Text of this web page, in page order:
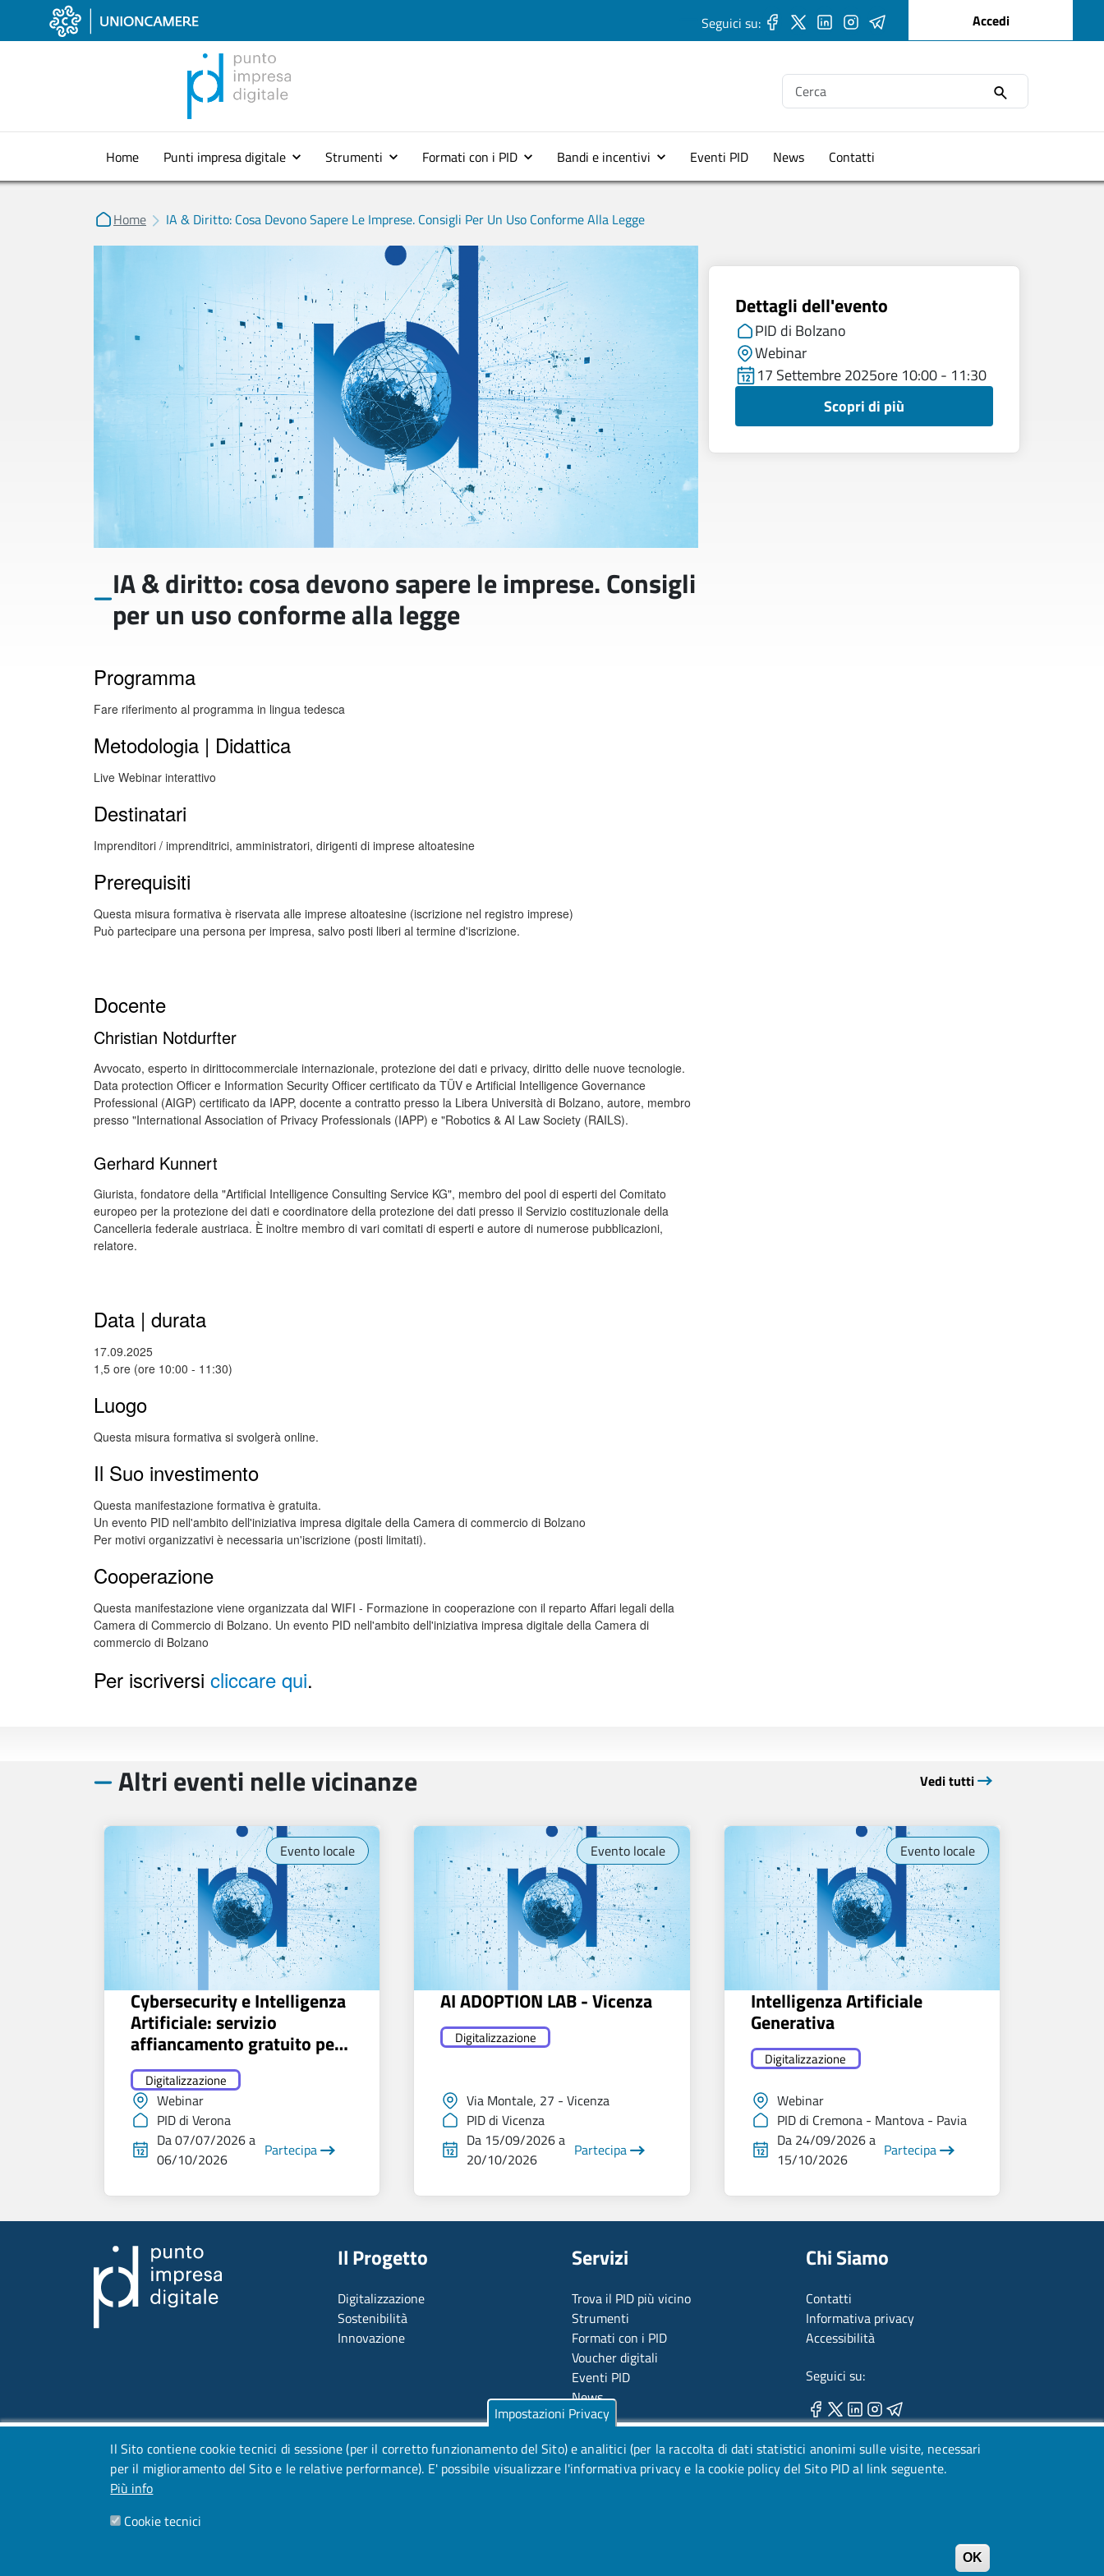
Seguici su: User account
Accedi
Ricerca
Menu top 2
Home Punti impresa digitale Strumenti Formati con i PID Bandi e incentivi Eventi PID News Contatti
Home IA & Diritto: Cosa Devono Sapere Le Imprese. Consigli Per Un Uso Conforme Alla Legge
IA & diritto: cosa devono sapere le imprese. Consigli
per un uso conforme alla legge
Programma
Fare riferimento al programma in lingua tedesca
Metodologia | Didattica
Live Webinar interattivo
Destinatari
Imprenditori / imprenditrici, amministratori, dirigenti di imprese altoatesine
Prerequisiti
Questa misura formativa è riservata alle imprese altoatesine (iscrizione nel registro imprese)
Può partecipare una persona per impresa, salvo posti liberi al termine d'iscrizione.
Docente
Christian Notdurfter
Avvocato, esperto in dirittocommerciale internazionale, protezione dei dati e privacy, diritto delle nuove tecnologie.
Data protection Officer e Information Security Officer certificato da TÜV e Artificial Intelligence Governance
Professional (AIGP) certificato da IAPP, docente a contratto presso la Libera Università di Bolzano, autore, membro
presso "International Association of Privacy Professionals (IAPP) e "Robotics & AI Law Society (RAILS).
Gerhard Kunnert
Giurista, fondatore della "Artificial Intelligence Consulting Service KG", membro del pool di esperti del Comitato
europeo per la protezione dei dati e coordinatore della protezione dei dati presso il Servizio costituzionale della
Cancelleria federale austriaca. È inoltre membro di vari comitati di esperti e autore di numerose pubblicazioni,
relatore.
Data | durata
17.09.2025
1,5 ore (ore 10:00 - 11:30)
Luogo
Questa misura formativa si svolgerà online.
Il Suo investimento
Questa manifestazione formativa è gratuita.
Un evento PID nell'ambito dell'iniziativa impresa digitale della Camera di commercio di Bolzano
Per motivi organizzativi è necessaria un'iscrizione (posti limitati).
Cooperazione
Questa manifestazione viene organizzata dal WIFI - Formazione in cooperazione con il reparto Affari legali della
Camera di Commercio di Bolzano. Un evento PID nell'ambito dell'iniziativa impresa digitale della Camera di
commercio di Bolzano
Per iscriversi cliccare qui.
Dettagli dell'evento
PID di Bolzano
Webinar
17 Settembre 2025ore 10:00 - 11:30
Scopri di più
Altri eventi nelle vicinanze Vedi tutti
Evento locale
Cybersecurity e Intelligenza
Artificiale: servizio
affiancamento gratuito per
50 MPMI
Digitalizzazione
Webinar
PID di Verona
Da 07/07/2026 a
06/10/2026
Partecipa
Evento locale
AI ADOPTION LAB - Vicenza
Digitalizzazione
Via Montale, 27 - Vicenza
PID di Vicenza
Da 15/09/2026 a
20/10/2026
Partecipa
Evento locale
Intelligenza Artificiale
Generativa
Digitalizzazione
Webinar
PID di Cremona - Mantova - Pavia
Da 24/09/2026 a
15/10/2026
Partecipa
Il Progetto
Digitalizzazione
Sostenibilità
Innovazione
Servizi
Trova il PID più vicino
Strumenti
Formati con i PID
Voucher digitali
Eventi PID
News
Chi Siamo
Contatti
Informativa privacy
Accessibilità
Seguici su:
Impostazioni Privacy
Il Sito contiene cookie tecnici di sessione (per il corretto funzionamento del Sito) e analitici (per la raccolta di dati statistici anonimi sulle visite, necessari
per il miglioramento del Sito e le relative performance). E' possibile visualizzare l'informativa privacy e la cookie policy del Sito PID al link seguente.
Più info
Cookie tecnici
OK